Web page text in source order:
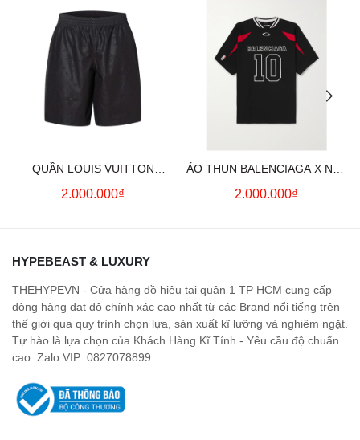
QUẦN LOUIS VUITTON
MONOGRAM MOIRE
2.000.000₫
ÁO THUN BALENCIAGA X NBA
LOGO COTTON JERSEY T-
2.000.000₫
HYPEBEAST & LUXURY
THEHYPEVN - Cửa hàng đồ hiệu tại quận 1 TP HCM cung cấp
dòng hàng đạt độ chính xác cao nhất từ các Brand nổi tiếng trên
thế giới qua quy trình chọn lựa, sản xuất kĩ lưỡng và nghiêm ngặt.
Tự hào là lựa chọn của Khách Hàng Kĩ Tính - Yêu cầu độ chuẩn
cao. Zalo VIP: 0827078899